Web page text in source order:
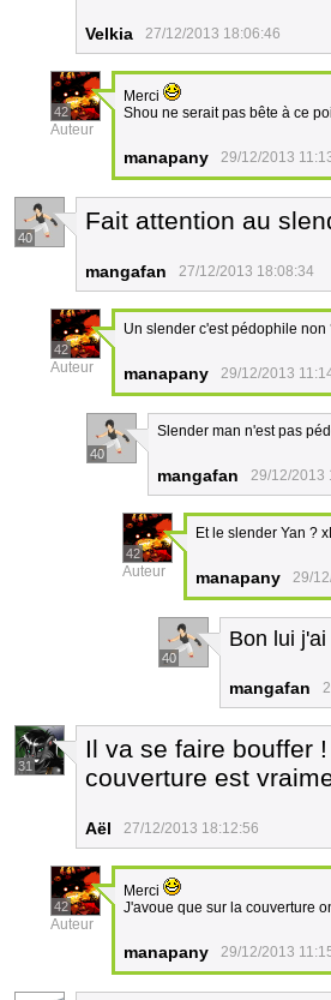
Velkia 27/12/2013 18:06:46
42
Auteur
Merci
Shou ne serait pas bête à ce
manapany 29/12/2013
40
Fait attention au
mangafan 27/12/2013 18:08:34
42
Auteur
Un slender c'est pédophile
manapany 29/12/2013
40
Slender man n'est pas
mangafan 29/12/2013
42
Auteur
Et le slender Yan ?
manapany 29/
40
Bon lui
mangafan
31
Il va se faire bouffer
couverture est
Aël 27/12/2013 18:12:56
42
Auteur
Merci
J'avoue que sur la couverture
manapany 29/12/2013